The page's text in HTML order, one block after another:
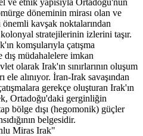
döneminin mirası olan ve
kavşak noktalarından
stratejilerinin izlerini taşır.
komşularıyla çatışma
müdahalelere imkan
olarak Irak'ın sınırlarının oluşum
ele alınıyor. İran-Irak savaşından
gerekçe oluşturan Irak'ın
Ortadoğu'daki gerginliğin
bölge dışı (hegomonik) güçler
belgesidir.
Miras Irak"